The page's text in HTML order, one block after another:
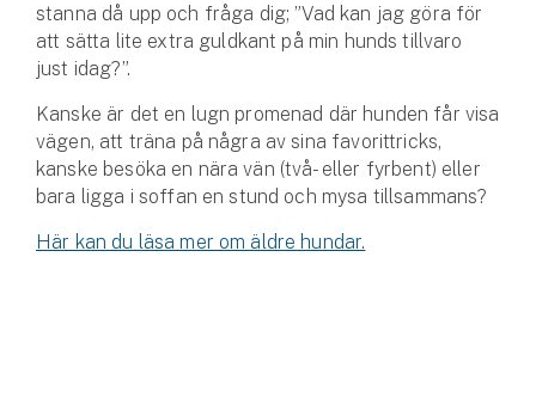
stanna då upp och fråga dig; ”Vad kan jag göra för
att sätta lite extra guldkant på min hunds tillvaro
just idag?”.
Kanske är det en lugn promenad där hunden får visa
vägen, att träna på några av sina favorittricks,
kanske besöka en nära vän (två- eller fyrbent) eller
bara ligga i soffan en stund och mysa tillsammans?
Här kan du läsa mer om äldre hundar.